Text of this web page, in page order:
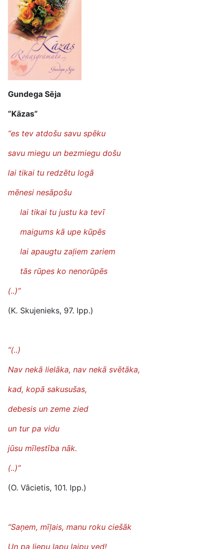
Gundega Sēja
“Kāzas”
“es tev atdošu savu spēku
savu miegu un bezmiegu došu
lai tikai tu redzētu logā
mēnesi nesāpošu
lai tikai tu justu ka tevī
maigums kā upe kūpēs
lai apaugtu zaļiem zariem
tās rūpes ko nenorūpēs
(..)”
(K. Skujenieks, 97. lpp.)
“(..)
Nav nekā lielāka, nav nekā svētāka,
kad, kopā sakusušas,
debesis un zeme zied
un tur pa vidu
jūsu mīlestība nāk.
(..)”
(O. Vācietis, 101. lpp.)
“Saņem, mīļais, manu roku ciešāk
Un pa liepu lapu laipu ved!